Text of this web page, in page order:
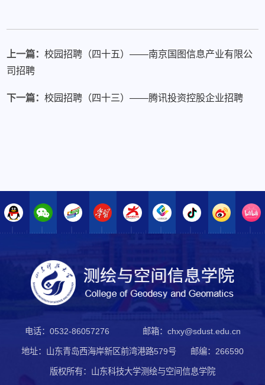
上一篇：校园招聘（四十五）——南京国图信息产业有限公
司招聘
下一篇：校园招聘（四十三）——腾讯投资控股企业招聘
电话：0532-86057276 邮箱：chxy@sdust.edu.cn
地址：山东青岛西海岸新区前湾港路579号 邮编：266590
版权所有：山东科技大学测绘与空间信息学院